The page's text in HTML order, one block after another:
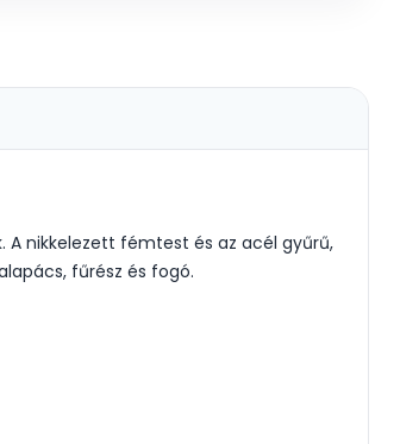
A nikkelezett fémtest és az acél gyűrű,
fűrész és fogó.